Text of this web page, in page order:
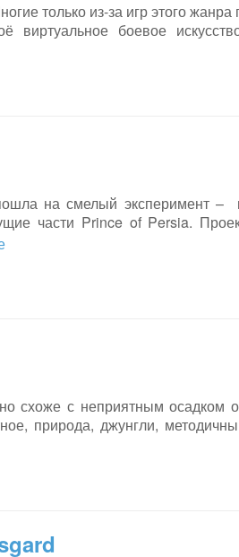
только из-за игр этого
виртуальное боевое
на смелый эксперимент –
части Prince of Persia.
схоже с неприятным осадком
природа, джунгли,